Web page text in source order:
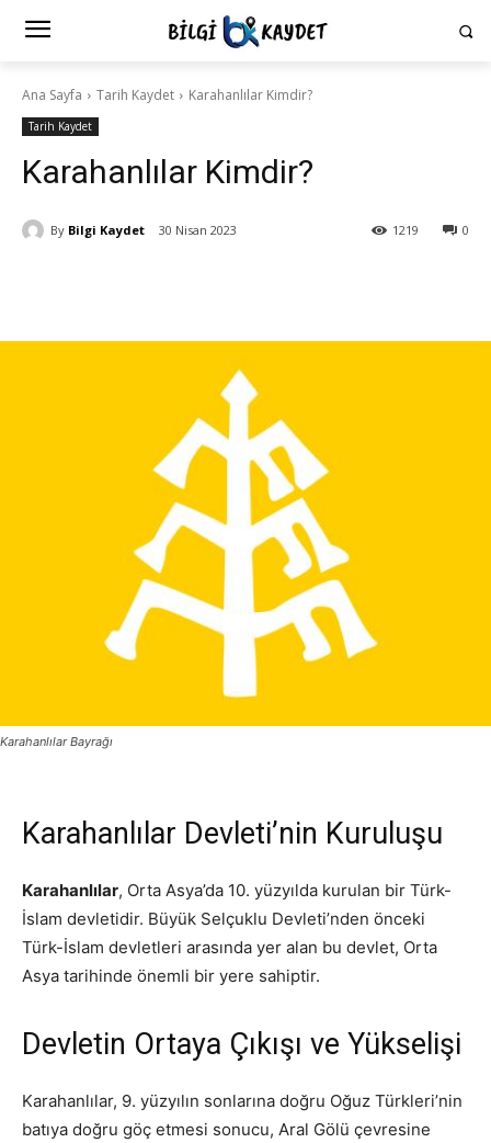
Ana Sayfa Tarih Kaydet Karahanlılar Kimdir?
Tarih Kaydet
Karahanlılar Kimdir?
By Bilgi Kaydet 30 Nisan 2023 0
1219
Karahanlılar Bayrağı
Karahanlılar Devleti’nin Kuruluşu
Karahanlılar, Orta Asya’da 10. yüzyılda kurulan bir Türk-
İslam devletidir. Büyük Selçuklu Devleti’nden önceki
Türk-İslam devletleri arasında yer alan bu devlet, Orta
Asya tarihinde önemli bir yere sahiptir.
Devletin Ortaya Çıkışı ve Yükselişi
Karahanlılar, 9. yüzyılın sonlarına doğru Oğuz Türkleri’nin
batıya doğru göç etmesi sonucu, Aral Gölü çevresine